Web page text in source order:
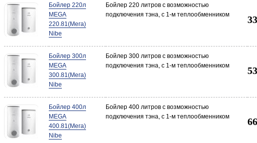
Бойлер 220л
MEGA
220.81(Мега)
Nibe
Бойлер 220 литров с возможностью
подключения тэна, с 1-м теплообменником
Бойлер 300л
MEGA
300.81(Мега)
Nibe
Бойлер 300 литров с возможностью
подключения тэна, с 1-м теплообменником
Бойлер 400л
MEGA
400.81(Мега)
Nibe
Бойлер 400 литров с возможностью
подключения тэна, с 1-м теплообменником